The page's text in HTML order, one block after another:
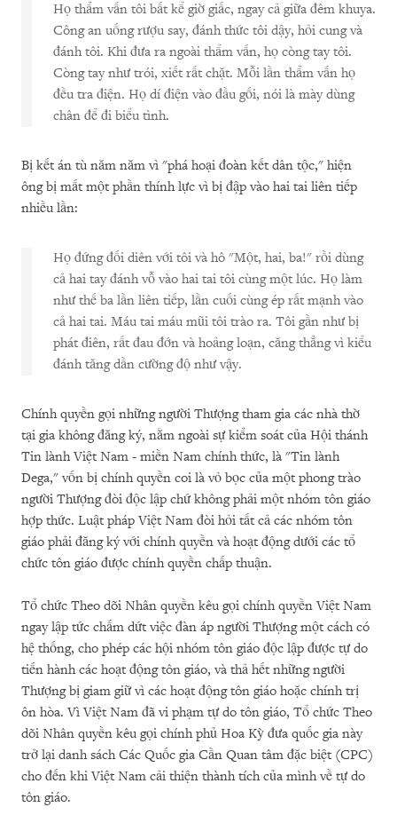
Họ thẩm vấn tôi bất kể giờ giấc, ngay cả giữa đêm khuya.
Công an uống rượu say, đánh thức tôi dậy, hỏi cung và
đánh tôi. Khi đưa ra ngoài thẩm vấn, họ còng tay tôi.
Còng tay như trói, xiết rất chặt. Mỗi lần thẩm vấn họ
đều tra điện. Họ dí điện vào đầu gối, nói là mày dùng
chân để đi biểu tình.
Bị kết án tù năm năm vì "phá hoại đoàn kết dân tộc," hiện
ông bị mất một phần thính lực vì bị đập vào hai tai liên tiếp
nhiều lần:
Họ đứng đối diên với tôi và hô "Một, hai, ba!" rồi dùng
cả hai tay đánh vỗ vào hai tai tôi cùng một lúc. Họ làm
như thế ba lần liên tiếp, lần cuối cùng ép rất mạnh vào
cả hai tai. Máu tai máu mũi tôi trào ra. Tôi gần như bị
phát điên, rất đau đớn và hoảng loạn, căng thẳng vì kiểu
đánh tăng dần cường độ như vậy.
Chính quyền gọi những người Thượng tham gia các nhà thờ
tại gia không đăng ký, nằm ngoài sự kiểm soát của Hội thánh
Tin lành Việt Nam - miền Nam chính thức, là "Tin lành
Dega," vốn bị chính quyền coi là vỏ bọc của một phong trào
người Thượng đòi độc lập chứ không phải một nhóm tôn giáo
hợp thức. Luật pháp Việt Nam đòi hỏi tất cả các nhóm tôn
giáo phải đăng ký với chính quyền và hoạt động dưới các tổ
chức tôn giáo được chính quyền chấp thuận.
Tổ chức Theo dõi Nhân quyền kêu gọi chính quyền Việt Nam
ngay lập tức chấm dứt việc đàn áp người Thượng một cách có
hệ thống, cho phép các hội nhóm tôn giáo độc lập được tự do
tiến hành các hoạt động tôn giáo, và thả hết những người
Thượng bị giam giữ vì các hoạt động tôn giáo hoặc chính trị
ôn hòa. Vì Việt Nam đã vi phạm tự do tôn giáo, Tổ chức Theo
dõi Nhân quyền kêu gọi chính phủ Hoa Kỳ đưa quốc gia này
trở lại danh sách Các Quốc gia Cần Quan tâm đặc biệt (CPC)
cho đến khi Việt Nam cải thiện thành tích của mình về tự do
tôn giáo.